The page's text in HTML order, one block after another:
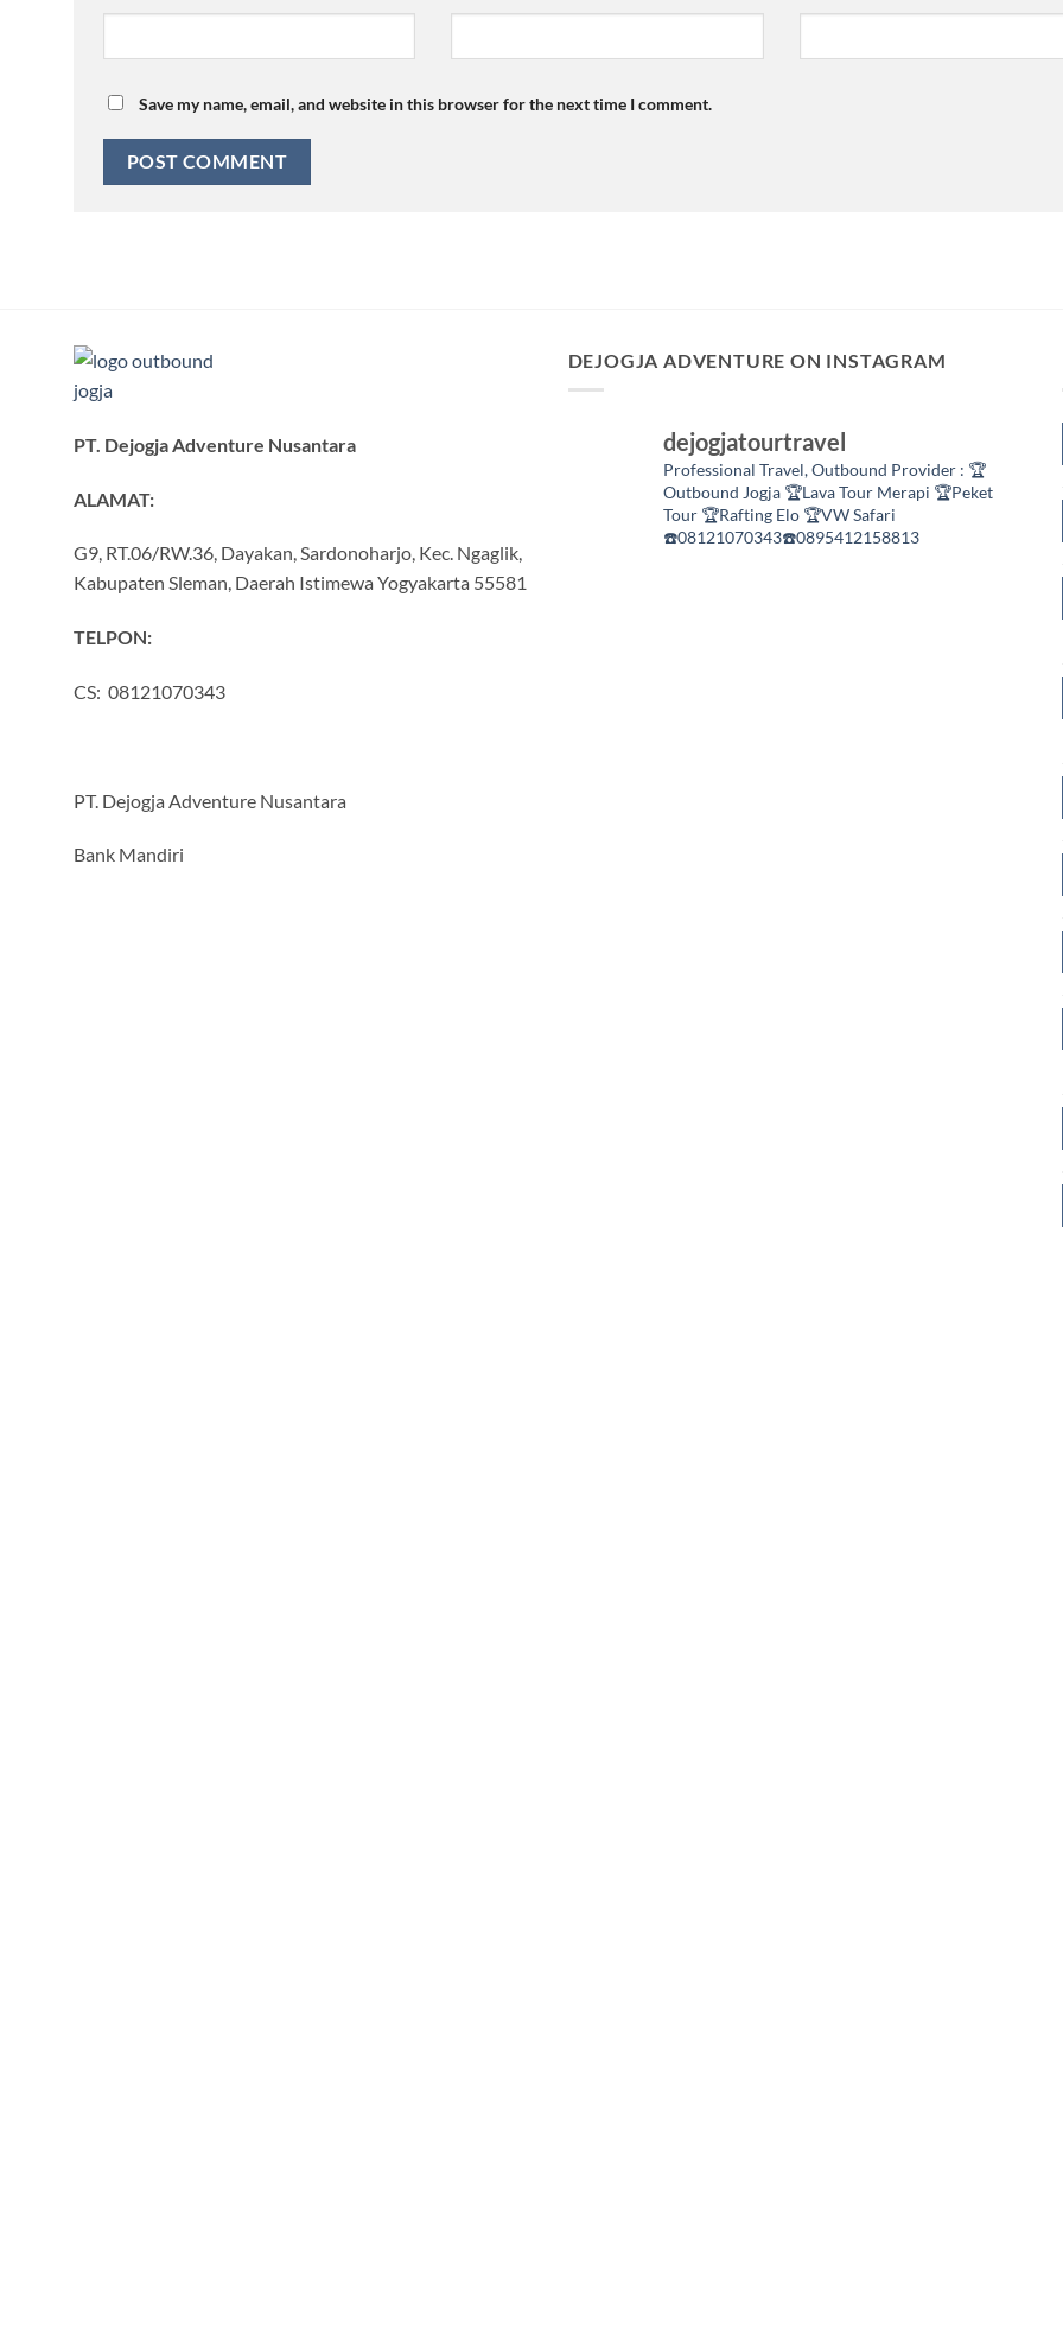
Save my name, email, and website in this browser for the next time I comment.
PT. Dejogja Adventure Nusantara
ALAMAT:
G9, RT.06/RW.36, Dayakan, Sardonoharjo, Kec. Ngaglik,
Kabupaten Sleman, Daerah Istimewa Yogyakarta 55581
TELPON:
CS: 08121070343
PT. Dejogja Adventure Nusantara
Bank Mandiri
DEJOGJA ADVENTURE ON INSTAGRAM
dejogjatourtravel
Professional Travel,Outbound Provider : 🏆
Outbound Jogja 🏆Lava Tour Merapi 🏆Peket
Tour🏆Rafting Elo🏆VW Safari
☎️08121070343☎️0895412158813